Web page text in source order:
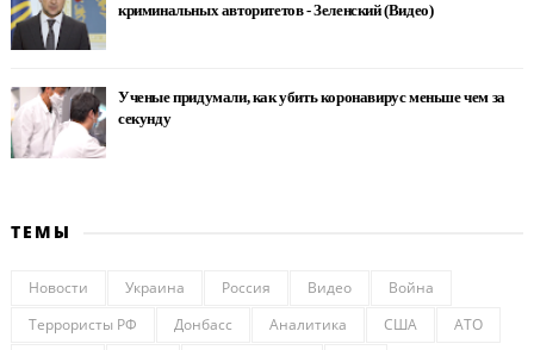
криминальных авторитетов - Зеленский (Видео)
Ученые придумали, как убить коронавирус меньше чем за
секунду
ТЕМЫ
Новости Украина Россия Видео
Война
Террористы РФ
Донбасс Аналитика США
АТО